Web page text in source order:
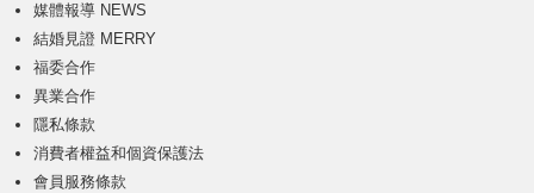
媒體報導 NEWS
結婚見證 MERRY
福委合作
異業合作
隱私條款
消費者權益和個資保護法
會員服務條款